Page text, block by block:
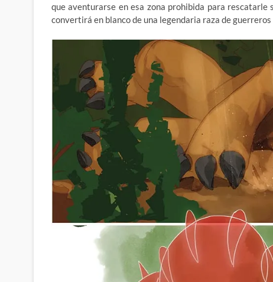
que aventurarse en esa zona prohibida para
convertirá en blanco de una legendaria raza de